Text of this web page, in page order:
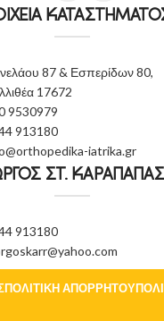
87 & Εσπερίδων 80,
17672
9530979
913180
iatrika.gr
ΣΤ.
913180
ΠΟΛΙΤΙΚΉ ΑΠΟΡΡΉΤΟΥ